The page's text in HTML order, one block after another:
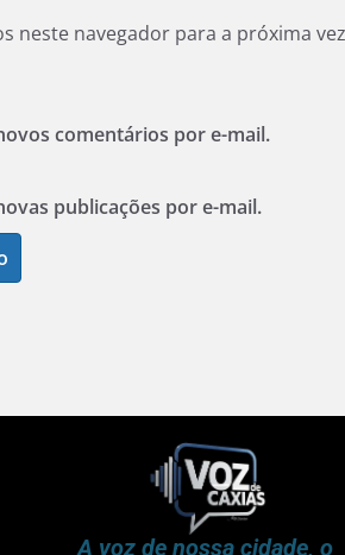
neste navegador para a próxima
comentários por e-mail.
publicações por e-mail.
A voz de nossa cidade, o